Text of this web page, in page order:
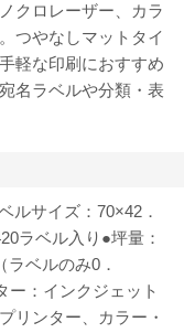
クロレーザー、カラ
つやなしマットタイ
軽な印刷におすすめ
名ラベルや分類・表
ルサイズ：70×42．
ラベル入り●坪量：
ベルのみ0．
ー：インクジェット
リンター、カラー・